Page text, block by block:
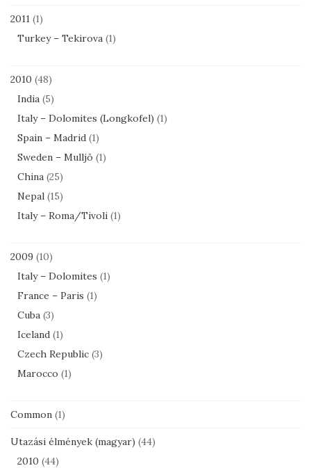
2011 (1)
Turkey – Tekirova (1)
2010 (48)
India (5)
Italy – Dolomites (Longkofel) (1)
Spain – Madrid (1)
Sweden – Mulljö (1)
China (25)
Nepal (15)
Italy – Roma/Tivoli (1)
2009 (10)
Italy – Dolomites (1)
France – Paris (1)
Cuba (3)
Iceland (1)
Czech Republic (3)
Marocco (1)
Common (1)
Utazási élmények (magyar) (44)
2010 (44)